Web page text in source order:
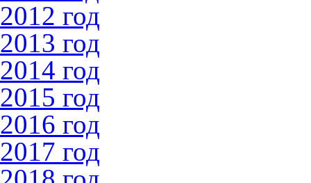
2012 год
2013 год
2014 год
2015 год
2016 год
2017 год